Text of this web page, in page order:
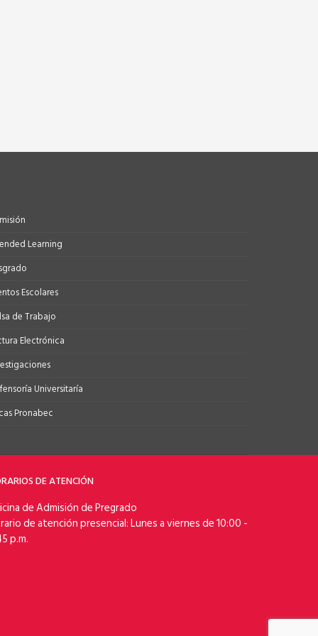
Learning
Escolares
de Trabajo
Electrónica
Universitaría
Pronabec
DE ATENCIÓN
de Admisión de Pregrado
de atención presencial: Lunes a viernes de 10:00 -
p.m.